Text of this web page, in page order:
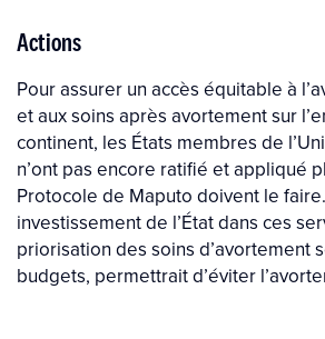
Actions
Pour assurer un accès équitable à
et aux soins après avortement sur
continent, les États membres de
n’ont pas encore ratifié et appliqué
Protocole de Maputo doivent le
investissement de l’État dans ces
priorisation des soins d’avortement
budgets, permettrait d’éviter